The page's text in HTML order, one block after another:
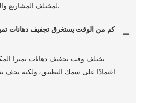
لمختلف المشاريع والتطبيقات الفنية.
كم من الوقت يستغرق تجفيف دهانات
اعتمادًا على سمك التطبيق، ولكنه يجف